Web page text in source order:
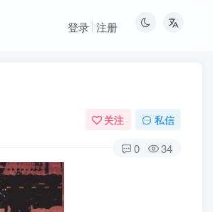
登录 注册
关注 私信
0 34